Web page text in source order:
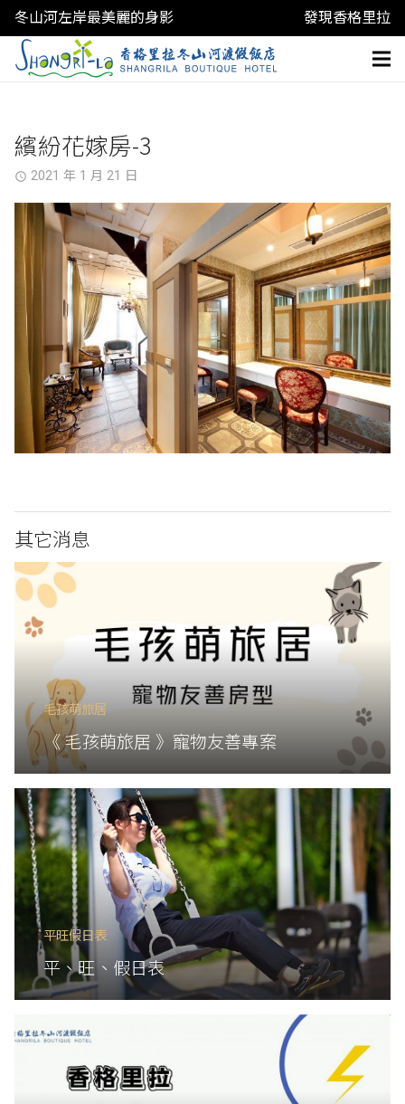
冬山河左岸最美麗的身影 發現香格里拉
繽紛花嫁房-3
access_time 2021 年 1 月 21 日
其它消息
毛孩萌旅居
《 毛孩萌旅居 》寵物友善專案
平旺假日表
平、旺、假日表